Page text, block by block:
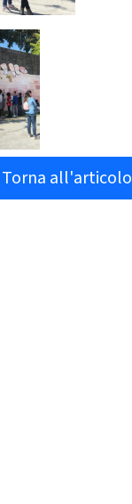
Torna all'articolo